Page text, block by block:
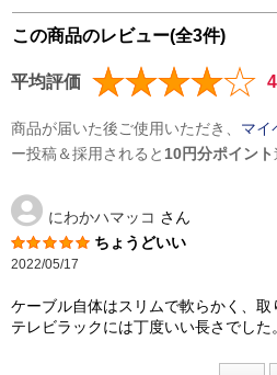
この商品のレビュー(全3件)
平均評価
商品が届いた後ご使用いただき、 マイ
ー投稿＆採用されると 10円分ポイント
にわかハマッコ さん
ちょうどいい
2022/05/17
ケーブル自体はスリムで軟らかく、
テレビラックには丁度いい長さでした。